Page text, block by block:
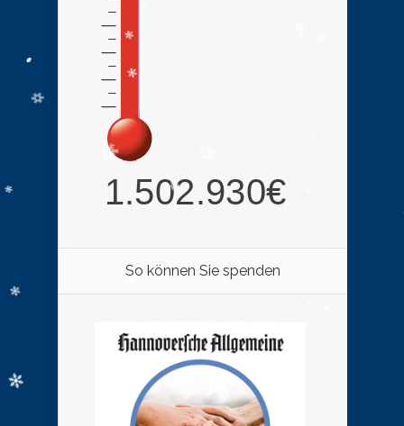
So können Sie spenden